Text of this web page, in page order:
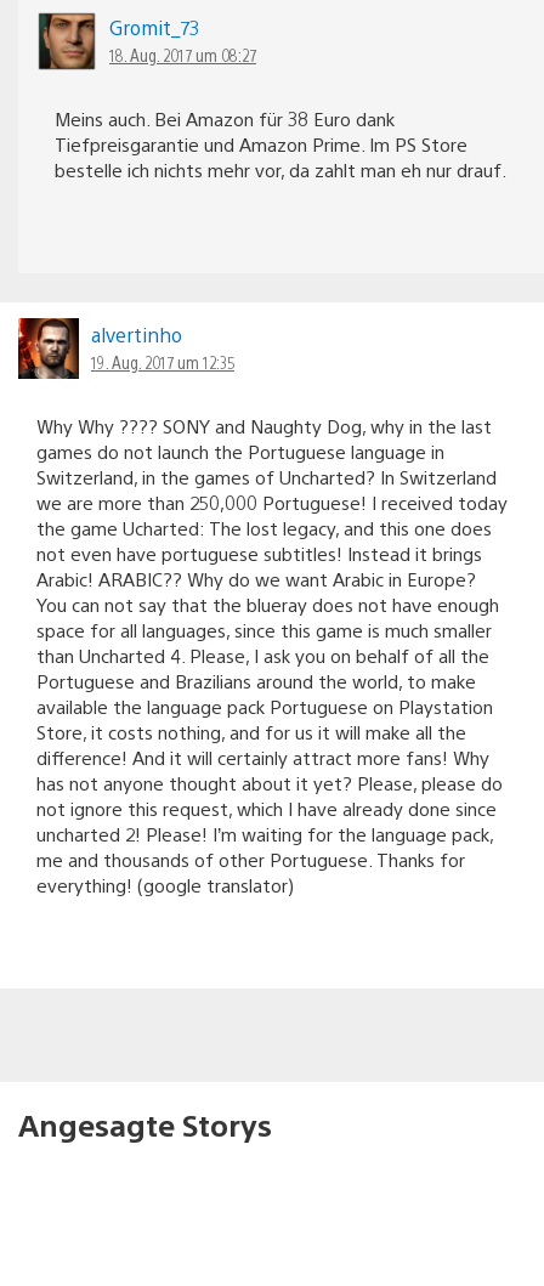
Gromit_73
18. Aug. 2017 um 08:27
Meins auch. Bei Amazon für 38 Euro dank
Tiefpreisgarantie und Amazon Prime. Im PS Store
bestelle ich nichts mehr vor, da zahlt man eh nur drauf.
alvertinho
19. Aug. 2017 um 12:35
Why Why ???? SONY and Naughty Dog, why in the last
games do not launch the Portuguese language in
Switzerland, in the games of Uncharted? In Switzerland
we are more than 250,000 Portuguese! I received today
the game Ucharted: The lost legacy, and this one does
not even have portuguese subtitles! Instead it brings
Arabic! ARABIC?? Why do we want Arabic in Europe?
You can not say that the blueray does not have enough
space for all languages, since this game is much smaller
than Uncharted 4. Please, I ask you on behalf of all the
Portuguese and Brazilians around the world, to make
available the language pack Portuguese on Playstation
Store, it costs nothing, and for us it will make all the
difference! And it will certainly attract more fans! Why
has not anyone thought about it yet? Please, please do
not ignore this request, which I have already done since
uncharted 2! Please! I’m waiting for the language pack,
me and thousands of other Portuguese. Thanks for
everything! (google translator)
Angesagte Storys